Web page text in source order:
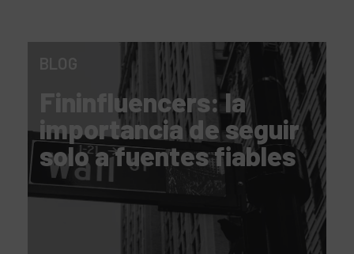
Fininfluencers: la
importancia de seguir
solo a fuentes fiables